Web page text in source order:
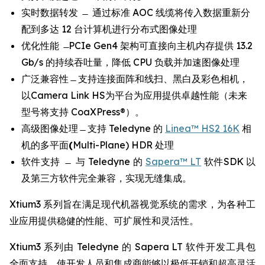
实时数据转发 ̶ 通过标准 AOC 线缆将传入数据重新分
配到多达 12 台计算机进行分布式图像处理
优化性能 ̶ PCIe Gen4 架构可直接向主机内存提供 13.2
Gb/s 的持续吞吐量，降低 CPU 负载并加速图像处理
广泛兼容性 ̶ 支持连接面阵和线扫、黑白及彩色相机，
以Camera Link HS为平台为应用提供卓越性能（未来
型号将支持 CoaXPress®）。
高级图像处理 ̶ 支持 Teledyne 的 Linea™ HS2 16K 相
机的多平面(Multi-Plane) HDR 处理
软件支持 ̶ 与 Teledyne 的 Sapera™ LT 软件SDK 以
及第三方软件完全兼容，实现无缝集成。
Xtium3 系列旨在满足现代机器视觉系统的需求，为各种工
业应用提供稳健的性能、可扩展性和灵活性。
Xtium3 系列由 Teledyne 的 Sapera LT 软件开发工具包